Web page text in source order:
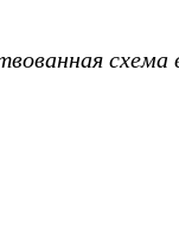
схема